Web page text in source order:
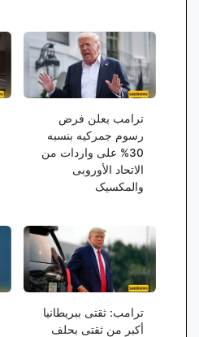
ترامب یعلن فرض
رسوم جمرکیه بنسبه
30% على واردات من
الاتحاد الأوروبی
والمکسیک
ترامب: ثقتی ببریطانیا
أکبر من ثقتی بحلف